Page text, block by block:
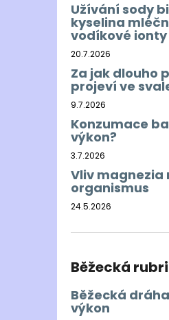
Užívání sody
kyselina
vodíkové ionty
20.7.2026
Za jak dlouho
projeví ve
9.7.2026
Konzumace
výkon?
3.7.2026
Vliv magnezia
organismus
24.5.2026
Běžecká
Běžecká
výkon